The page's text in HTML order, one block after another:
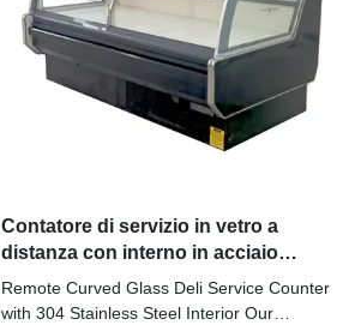
Contatore di servizio in vetro a
distanza con interno in acciaio
inossidabile 304
Remote Curved Glass Deli Service Counter
with 304 Stainless Steel Interior Our